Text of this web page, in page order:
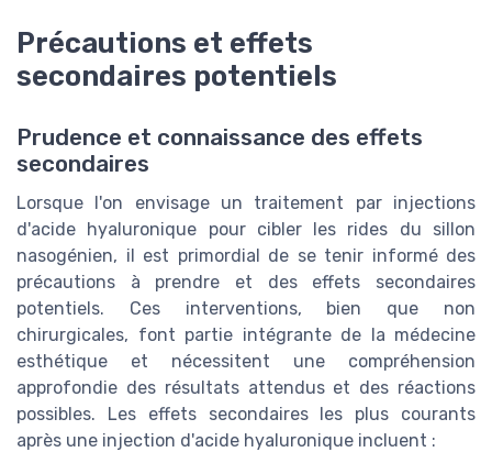
Précautions et effets
secondaires potentiels
Prudence et connaissance des effets
secondaires
Lorsque l'on envisage un traitement par injections
d'acide hyaluronique pour cibler les rides du sillon
nasogénien, il est primordial de se tenir informé des
précautions à prendre et des effets secondaires
potentiels. Ces interventions, bien que non
chirurgicales, font partie intégrante de la médecine
esthétique et nécessitent une compréhension
approfondie des résultats attendus et des réactions
possibles. Les effets secondaires les plus courants
après une injection d'acide hyaluronique incluent :